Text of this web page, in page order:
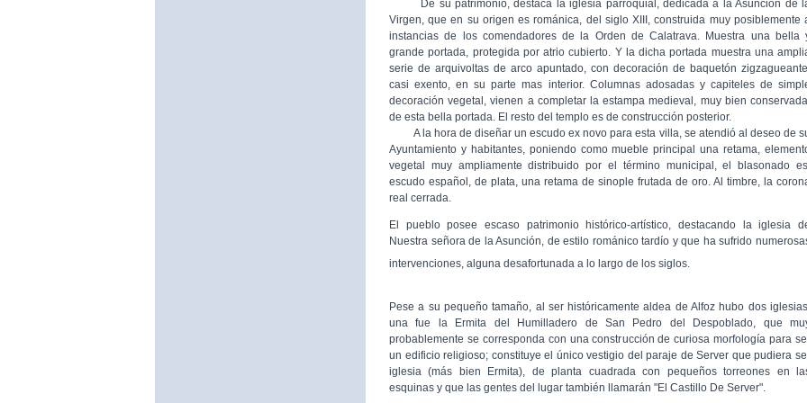
De su patrimonio, destaca la iglesia parroquial, dedicada a la Asunción de
Virgen, que en su origen es románica, del siglo XIII, construida muy posiblemente
instancias de los comendadores de la Orden de Calatrava. Muestra una bella
grande portada, protegida por atrio cubierto. Y la dicha portada muestra una
serie de arquivoltas de arco apuntado, con decoración de baquetón zigzagueante,
casi exento, en su parte mas interior. Columnas adosadas y capiteles de
decoración vegetal, vienen a completar la estampa medieval, muy bien conservada,
de esta bella portada. El resto del templo es de construcción posterior.
A la hora de diseñar un escudo ex novo para esta villa, se atendió al deseo de
Ayuntamiento y habitantes, poniendo como mueble principal una retama,
vegetal muy ampliamente distribuido por el término municipal, el blasonado
escudo español, de plata, una retama de sinople frutada de oro. Al timbre, la
real cerrada.
El pueblo posee escaso patrimonio histórico-artístico, destacando la iglesia
Nuestra señora de la Asunción, de estilo románico tardío y que ha sufrido
intervenciones, alguna desafortunada a lo largo de los siglos.
Pese a su pequeño tamaño, al ser históricamente aldea de Alfoz hubo dos
una fue la Ermita del Humilladero de San Pedro del Despoblado, que
probablemente se corresponda con una construcción de curiosa morfología para
un edificio religioso; constituye el único vestigio del paraje de Server que pudiera
iglesia (más bien Ermita), de planta cuadrada con pequeños torreones en
esquinas y que las gentes del lugar también llamarán "El Castillo De Server".